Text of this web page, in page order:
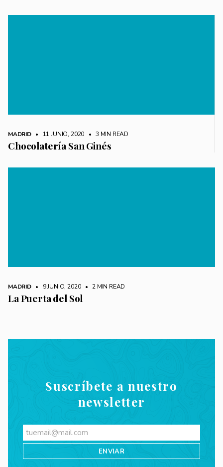
MADRID • 11 JUNIO, 2020 • 3 MIN READ
Chocolatería San Ginés
MADRID • 9 JUNIO, 2020 • 2 MIN READ
La Puerta del Sol
Suscríbete a nuestro
newsletter